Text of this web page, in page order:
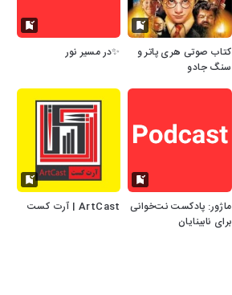
کتاب صوتی هری پاتر و
سنگ جادو
✨در مسیر نور
ماژور: پادکست نت‌خوانی
برای نابینایان
ArtCast | آرت کست